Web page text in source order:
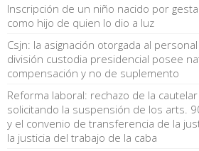
Inscripción de un niño nacido por
como hijo de quien lo dio a luz
Csjn: la asignación otorgada al
división custodia presidencial posee
compensación y no de suplemento
Reforma laboral: rechazo de la
solicitando la suspensión de los arts.
y el convenio de transferencia de la
la justicia del trabajo de la caba